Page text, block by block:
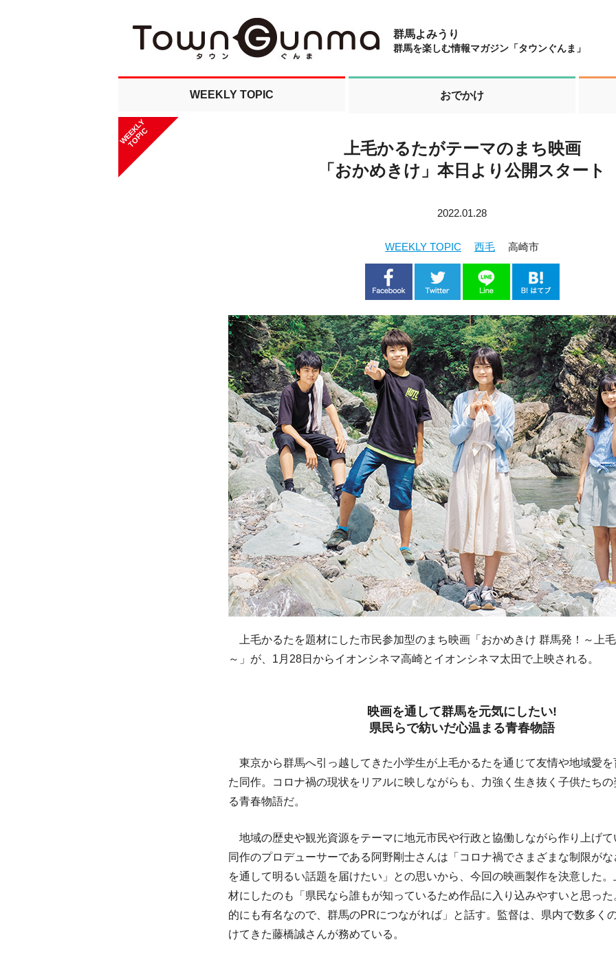
群馬よみうり
群馬を楽しむ情報マガジン「タウンぐんま」
WEEKLY TOPIC おでかけ
WEEKLY
TOPIC
上毛かるたがテーマのまち映画
「おかめきけ」本日より公開スタート
2022.01.28
WEEKLY TOPIC 西毛 高崎市
上毛かるたを題材にした市民参加型のまち映画「おかめきけ 群馬発！～上
～」が、1月28日からイオンシネマ高崎とイオンシネマ太田で上映される。
映画を通して群馬を元気にしたい!
県民らで紡いだ心温まる青春物語
東京から群馬へ引っ越してきた小学生が上毛かるたを通じて友情や地域愛を
た同作。コロナ禍の現状をリアルに映しながらも、力強く生き抜く子供たち
る青春物語だ。
地域の歴史や観光資源をテーマに地元市民や行政と協働しながら作り上げて
同作のプロデューサーである阿野剛士さんは「コロナ禍でさまざまな制限が
を通して明るい話題を届けたい」との思いから、今回の映画製作を決意した
材にしたのも「県民なら誰もが知っているため作品に入り込みやすいと思っ
的にも有名なので、群馬のPRにつながれば」と話す。監督は、県内で数多く
けてきた藤橋誠さんが務めている。